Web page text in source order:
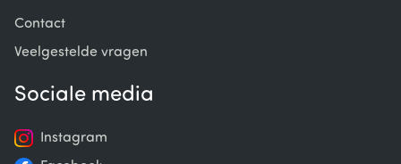
Contact
Veelgestelde vragen
Sociale media
Instagram